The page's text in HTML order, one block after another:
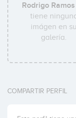
Rodrigo Ramos
tiene
imágen en su
galería.
COMPARTIR PERFIL